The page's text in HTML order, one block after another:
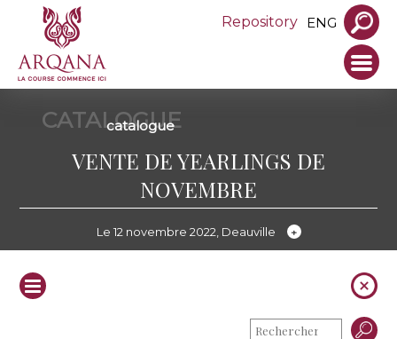
Repository ENG
CATALOGUE
catalogue
VENTE DE YEARLINGS DE
NOVEMBRE
Le 12 novembre 2022, Deauville